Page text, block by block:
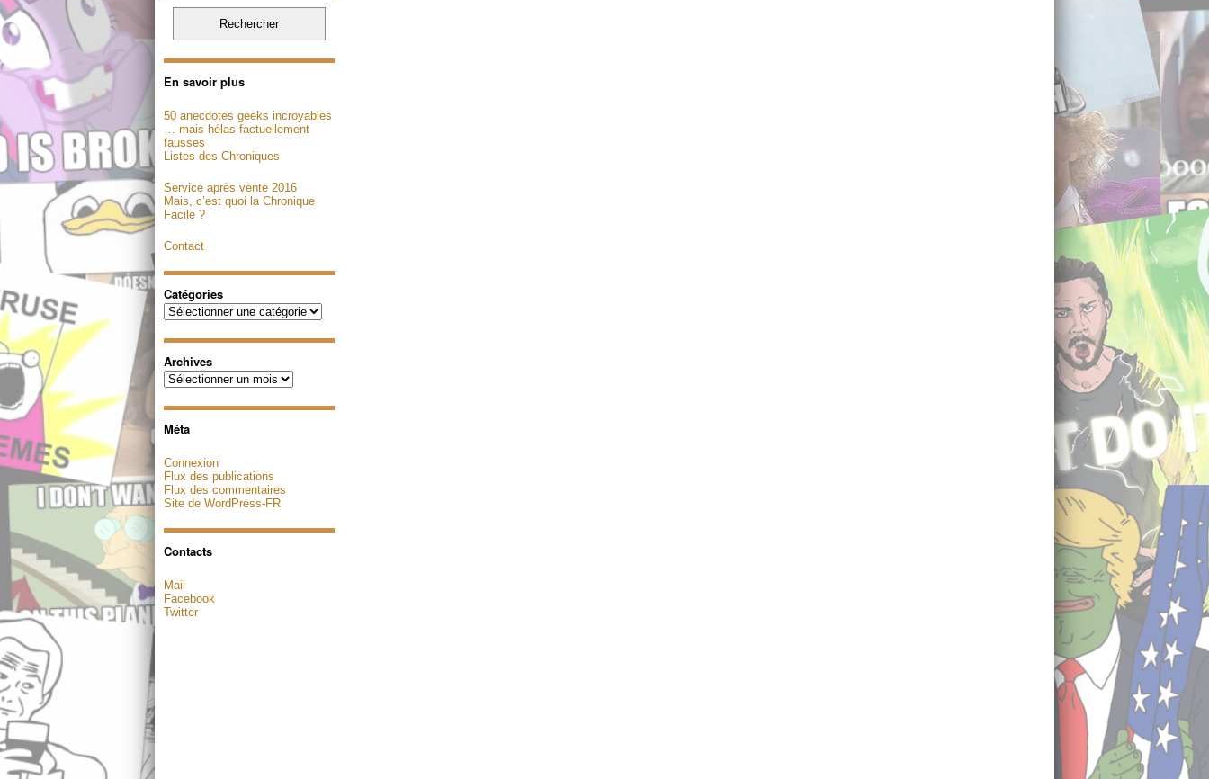
En savoir plus
50 anecdotes geeks incroyables
… mais hélas factuellement
fausses
Listes des Chroniques
Service après vente 2016
Mais, c’est quoi la Chronique
Facile ?
Contact
Catégories
Catégories
Archives
Archives
Méta
Connexion
Flux des publications
Flux des commentaires
Site de WordPress-FR
Contacts
Mail
Facebook
Twitter